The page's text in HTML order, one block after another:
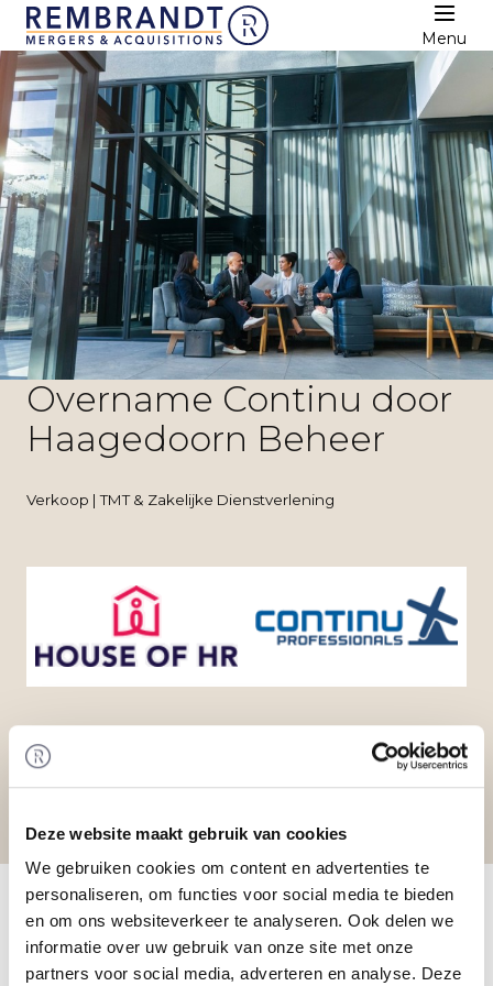
Deze website maakt gebruik van cookies
We gebruiken cookies om content en advertenties te
personaliseren, om functies voor social media te bieden
en om ons websiteverkeer te analyseren. Ook delen we
informatie over uw gebruik van onze site met onze
partners voor social media, adverteren en analyse. Deze
Menu
Overname Continu door
Haagedoorn Beheer
Verkoop | TMT & Zakelijke Dienstverlening
Home/Transacties/ Overname Continu door
Haagedoorn Beheer
The House of HR heeft 100% van de aandelen in